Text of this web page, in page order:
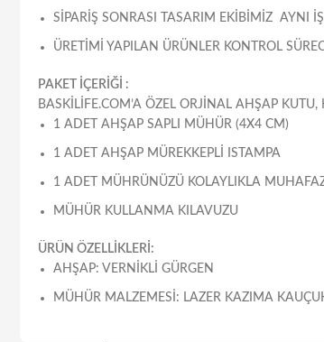
SIPARIŞ SONRASI TASARIM EKIBIMIZ AYNI
ÜRETIMI YAPILAN ÜRÜNLER KONTROL
PAKET İÇERİĞİ :
BASKILIFE.COM’A ÖZEL ORJINAL AHŞAP KUTU,
1 ADET AHŞAP SAPLI MÜHÜR (4X4 CM)
1 ADET AHŞAP MÜREKKEPLI ISTAMPA
1 ADET MÜHRÜNÜZÜ KOLAYLIKLA
MÜHÜR KULLANMA KILAVUZU
ÜRÜN ÖZELLİKLERİ:
AHŞAP: VERNIKLI GÜRGEN
MÜHÜR MALZEMESI: LAZER KAZIMA